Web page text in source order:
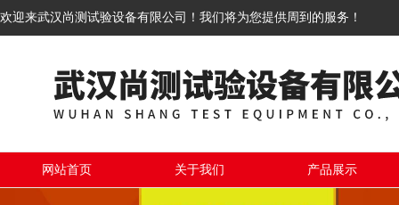
欢迎来武汉尚测试验设备有限公司！我们将为您提供周到的服务！
网站首页 关于我们 产品展示